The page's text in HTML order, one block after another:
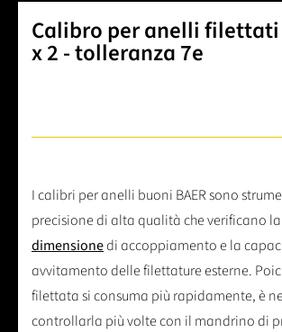
Calibro per anelli filettati
x 2 - tolleranza 7e
I calibri per anelli buoni BAER sono
precisione di alta qualità che verificano
dimensionedi accoppiamento e la
avvitamento delle filettature esterne.
filettata si consuma più rapidamente, è
controllarla più volte con il mandrino di